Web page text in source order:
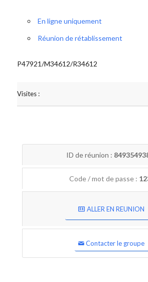
En ligne uniquement
Réunion de rétablissement
P47921/M34612/R34612
Visites :
ID de réunion :
Code / mot de passe :
ALLER EN REUNION
Contacter le groupe